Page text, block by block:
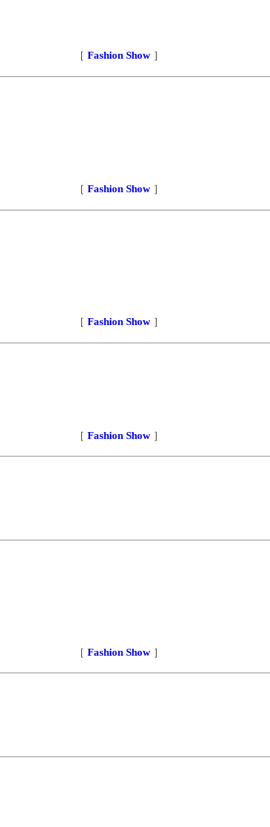
［ Fashion Show ］
［ Fashion Show ］
［ Fashion Show ］
［ Fashion Show ］
［ Fashion Show ］